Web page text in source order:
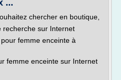
...
chercher en boutique,
recherche sur Internet
femme enceinte à
femme enceinte sur Internet